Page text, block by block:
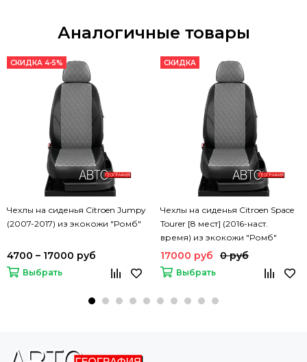
Аналогичные товары
СКИДКА 4-5%
Чехлы на сиденья Citroen Jumpy
(2007-2017) из экокожи "Ромб"
4700 – 17000 руб
Выбрать
СКИДКА
Чехлы на сиденья Citroen Space
Tourer [8 мест] (2016-наст.
время) из экокожи "Ромб"
17000 руб 0 руб
Выбрать